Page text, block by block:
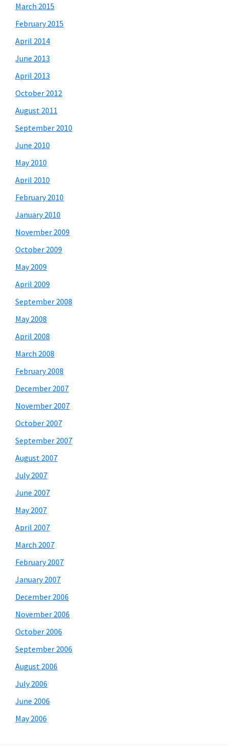
March 2015
February 2015
April 2014
June 2013
April 2013
October 2012
August 2011
September 2010
June 2010
May 2010
April 2010
February 2010
January 2010
November 2009
October 2009
May 2009
April 2009
September 2008
May 2008
April 2008
March 2008
February 2008
December 2007
November 2007
October 2007
September 2007
August 2007
July 2007
June 2007
May 2007
April 2007
March 2007
February 2007
January 2007
December 2006
November 2006
October 2006
September 2006
August 2006
July 2006
June 2006
May 2006